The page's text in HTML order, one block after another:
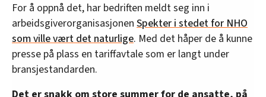
For å oppnå det, har bedriften meldt seg inn i
arbeidsgiverorganisasjonen Spekter i stedet for NHO
som ville vært det naturlige. Med det håper de å kunne
presse på plass en tariffavtale som er langt under
bransjestandarden.